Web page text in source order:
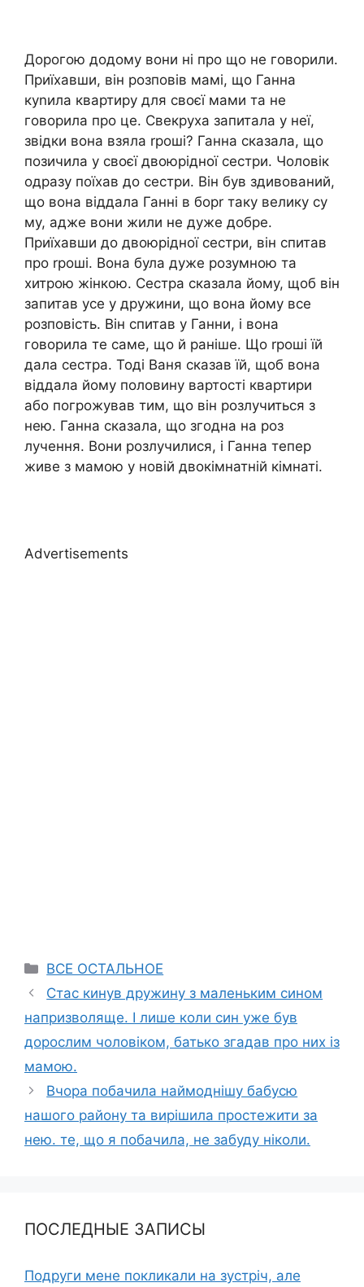
Дорогою додому вони ні про що не говорили.
Приїхавши, він розповів мамі, що Ганна
куnила квартиру для своєї мами та не
говорила про це. Свекруха запитала у неї,
звідки вона взяла rроші? Ганна сказала, що
позичила у своєї двоюрідної сестри. Чоловік
одразу поїхав до сестри. Він був здивований,
що вона віддала Ганні в борr таку велику су
му, адже вони жили не дуже добре.
Приїхавши до двоюрідної сестри, він спитав
про rроші. Вона була дуже розумною та
хитрою жінкою. Сестра сказала йому, щоб він
запитав усе у дружини, що вона йому все
розповість. Він спитав у Ганни, і вона
говорила те саме, що й раніше. Що rроші їй
дала сестра. Тоді Ваня сказав їй, щоб вона
віддала йому половину вартості квартири
або погрожував тим, що він розлучиться з
нею. Ганна сказала, що згодна на роз
лучення. Вони розлучилися, і Ганна тепер
живе з мамою у новій двокімнатній кімнаті.
Advertisements
Categories
ВСЕ ОСТАЛЬНОЕ
Стас кинув дружину з маленьким сином
напризволяще. І лише коли син уже був
дорослим чоловіком, батько згадав про них із
мамою.
Вчора побачила наймоднішу бабусю
нашого району та вирішила простежити за
нею. те, що я побачила, не забуду ніколи.
ПОСЛЕДНЫЕ ЗАПИСЫ
Подруги мене покликали на зустріч, але